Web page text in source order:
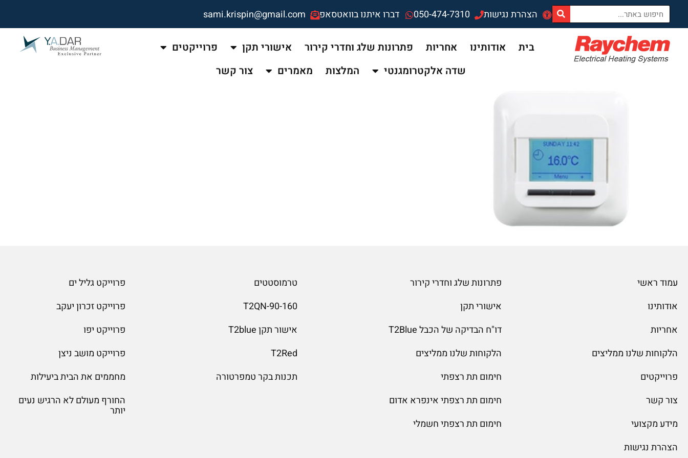
לתוכן
הצהרת נגישות 050-474-7310 דברו איתנו בוואטסאפ sami.krispin@gmail.com
בית אודותינו אחריות פתרונות שלג וחדרי קירור אישורי תקן
פרוייקטים
שדה אלקטרומגנטי
המלצות מאמרים צור קשר
עמוד ראשי
אודותינו
אחריות
הלקוחות שלנו ממליצים
פרוייקטים
צור קשר
מידע מקצועי
הצהרת נגישות
פתרונות שלג וחדרי קירור
אישורי תקן
דו"ח הבדיקה של הכבל T2Blue
הלקוחות שלנו ממליצים
חימום תת רצפתי
חימום תת רצפתי אינפרא אדום
חימום תת רצפתי חשמלי
טרמוסטטים
T2QN-90-160
אישור תקן T2blue
T2Red
תכנות בקר טמפרטורה
פרוייקט גליל ים
פרוייקט זכרון יעקב
פרוייקט יפו
פרוייקט מושב ניצן
מחממים את הבית ביעילות
החורף מעולם לא הרגיש נעים
יותר